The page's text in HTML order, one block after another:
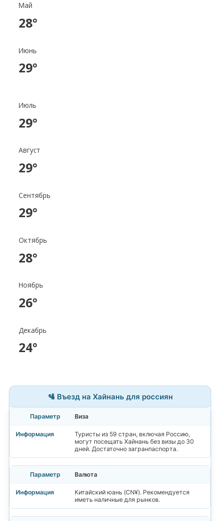
Май
28°
Июнь
29°
Июль
29°
Август
29°
Сентябрь
29°
Октябрь
28°
Ноябрь
26°
Декабрь
24°
🛂 Въезд на Хайнань для россиян
Виза
Туристы из 59 стран, включая Россию,
могут посещать Хайнань без визы до 30
дней. Достаточно загранпаспорта.
Валюта
Китайский юань (CN¥). Рекомендуется
иметь наличные для рынков.